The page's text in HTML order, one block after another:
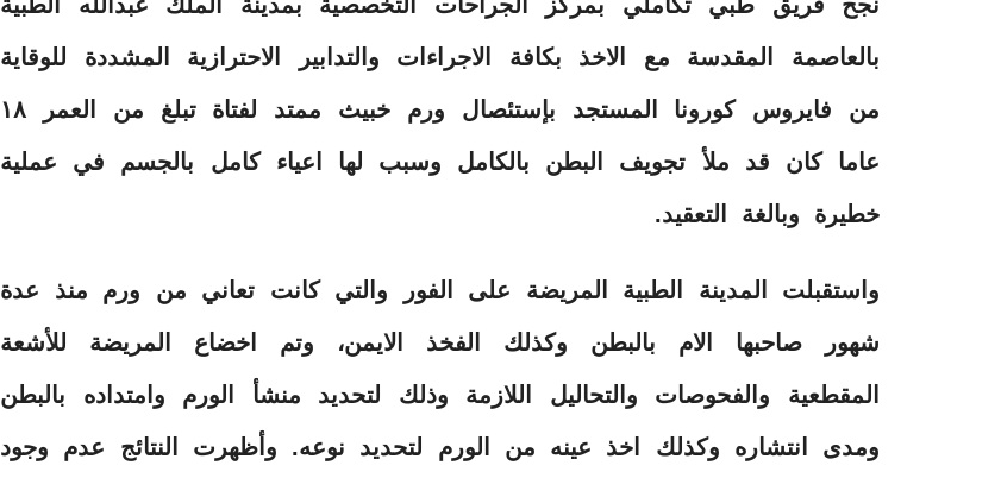
بالعاصمة المقدسة مع الاخذ بكافة الاجراءات والتدابير الاحترازية المشددة للوقاية
من فايروس كورونا المستجد بإستئصال ورم خبيث ممتد لفتاة تبلغ من العمر ١٨
عاما كان قد ملأ تجويف البطن بالكامل وسبب لها اعياء كامل بالجسم في عملية
خطيرة وبالغة التعقيد.
واستقبلت المدينة الطبية المريضة على الفور والتي كانت تعاني من ورم منذ عدة
شهور صاحبها الام بالبطن وكذلك الفخذ الايمن، وتم اخضاع المريضة للأشعة
المقطعية والفحوصات والتحاليل اللازمة وذلك لتحديد منشأ الورم وامتداده بالبطن
ومدى انتشاره وكذلك اخذ عينه من الورم لتحديد نوعه. وأظهرت النتائج عدم وجود